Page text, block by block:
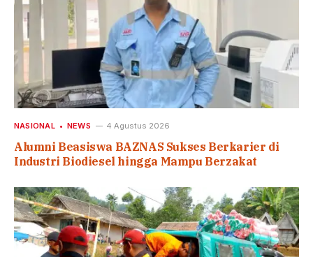
NASIONAL NEWS 4 Agustus 2026
Alumni Beasiswa BAZNAS Sukses Berkarier di
Industri Biodiesel hingga Mampu Berzakat